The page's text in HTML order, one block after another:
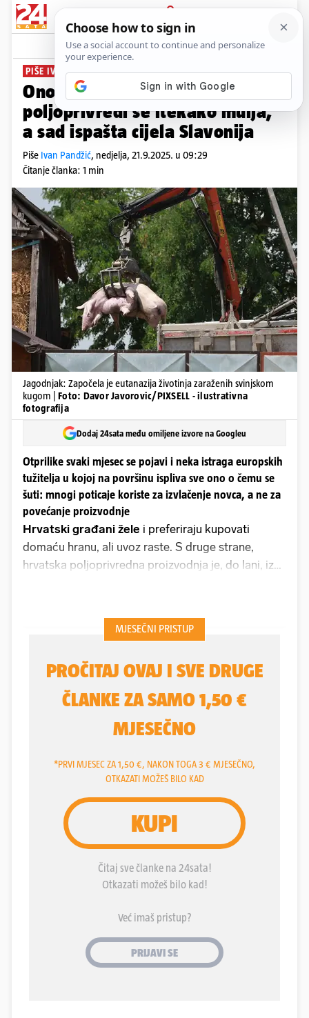
PRIJAVA
News Komentari
PIŠE IVAN PANDŽIĆ PLUS+
Ono o čemu se šuti: U
poljoprivredi se itekako mulja,
a sad ispašta cijela Slavonija
Piše Ivan Pandžić, nedjelja, 21.9.2025. u 09:29
Čitanje članka: 1 min
Jagodnjak: Započela je eutanazija životinja zaraženih svinjskom
kugom | Foto: Davor Javorovic/PIXSELL - ilustrativna
fotografija
Dodaj 24sata među omiljene izvore na Googleu
Otprilike svaki mjesec se pojavi i neka istraga europskih
tužitelja u kojoj na površinu ispliva sve ono o čemu se
šuti: mnogi poticaje koriste za izvlačenje novca, a ne za
povećanje proizvodnje
Hrvatski građani žele i preferiraju kupovati
domaću hranu, ali uvoz raste. S druge strane,
hrvatska poljoprivredna proizvodnja je, do lani, iz
rast. Hrvatski je to apsurd. Nije tajna da trgovci
kupuju gdje je jeftinije i da moramo postati
malo, pa je samim tim skuplje proizvoditi. Ali,
otprilike svaki mjesec se pojavi i neka istraga
europskih tužitelja u kojoj na površinu ispliva sve
ono o čemu se šuti: mnogi poticaje koriste za